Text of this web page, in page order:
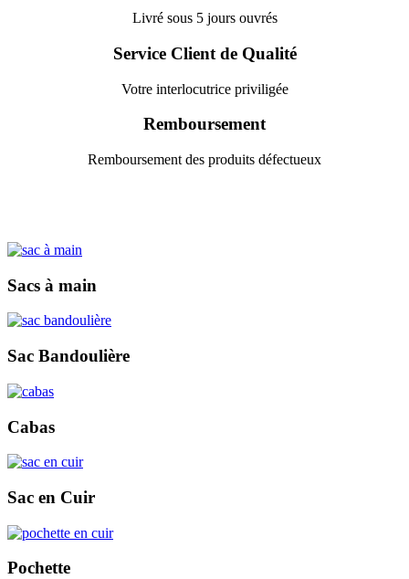
Livré sous 5 jours ouvrés
Service Client de Qualité
Votre interlocutrice priviligée
Remboursement
Remboursement des produits défectueux
Sacs à main
Sac Bandoulière
Cabas
Sac en Cuir
Pochette